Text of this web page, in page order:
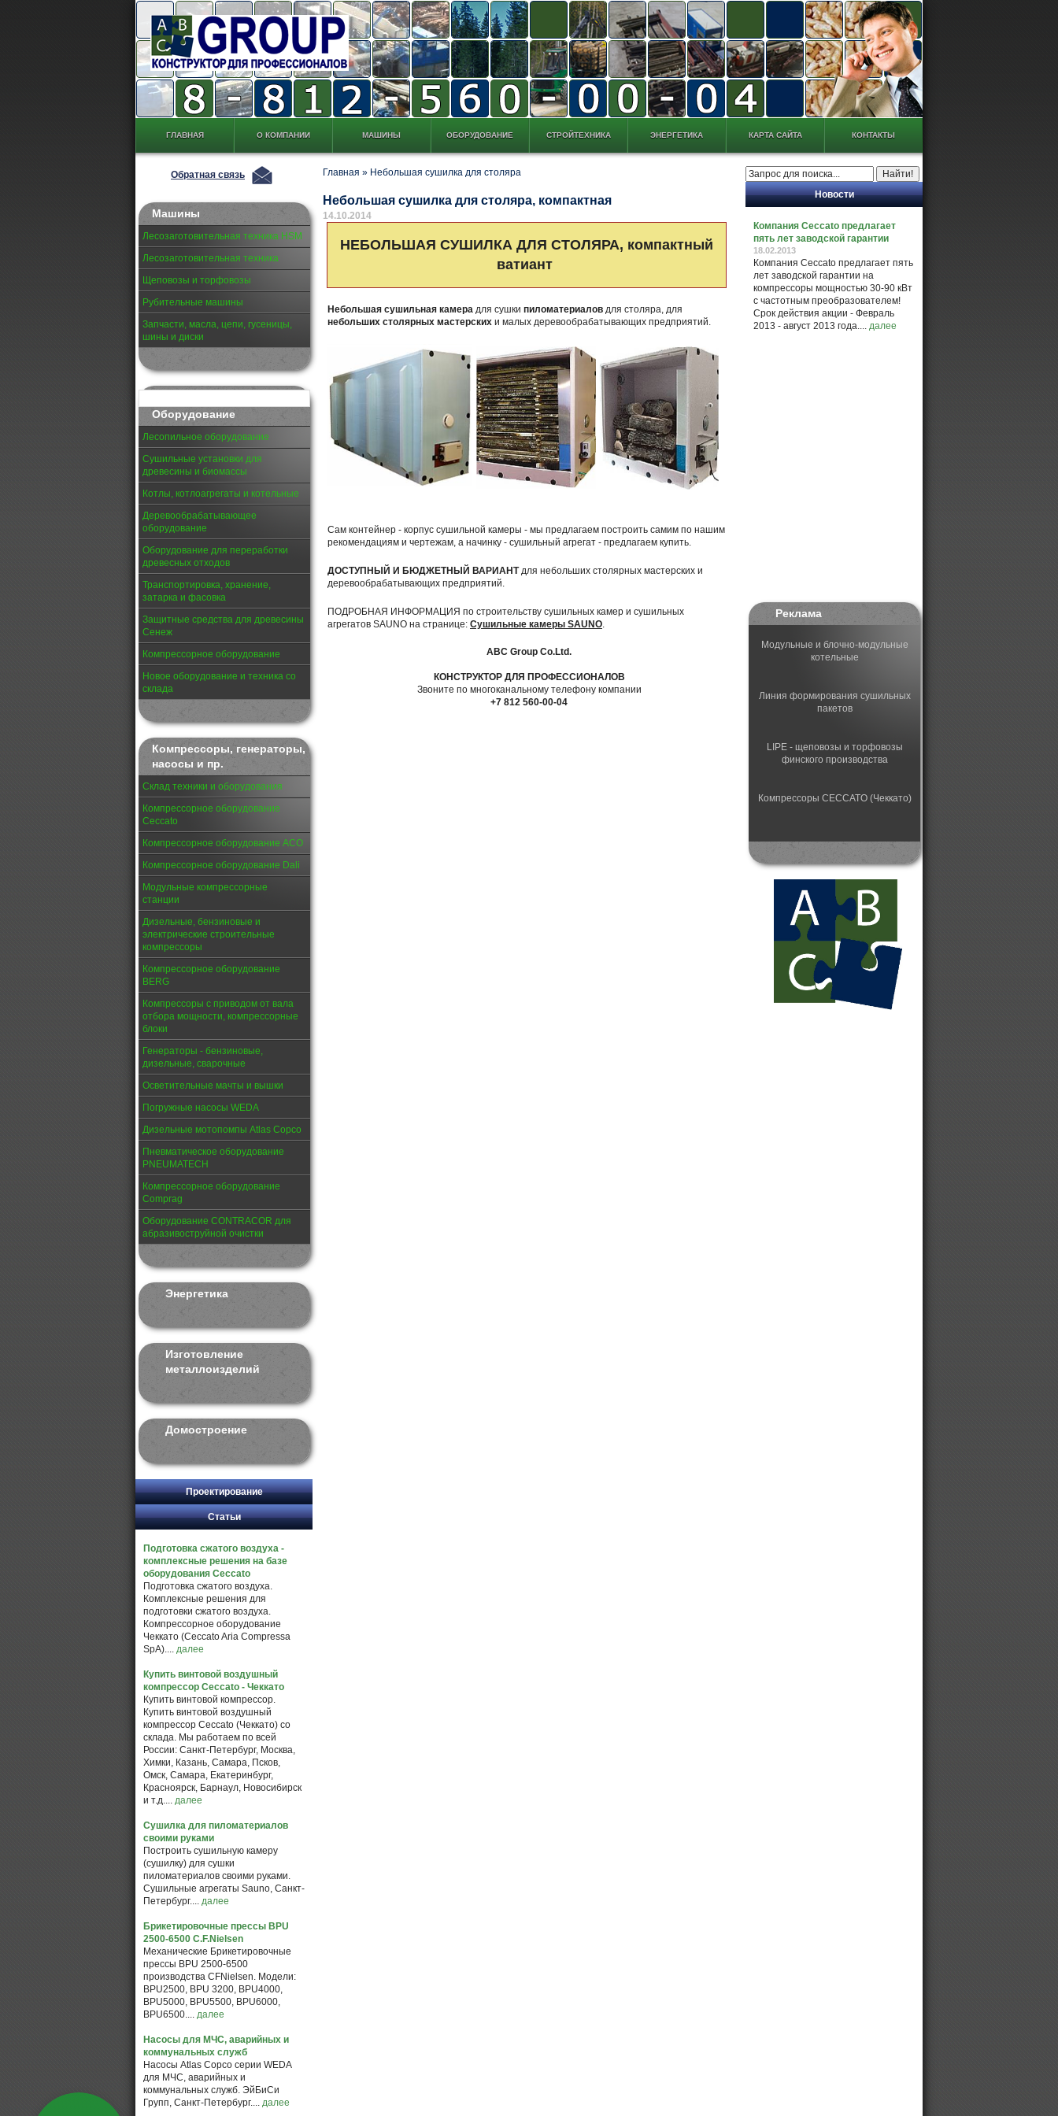
ГЛАВНАЯ О КОМПАНИИ МАШИНЫ ОБОРУДОВАНИЕ СТРОЙТЕХНИКА ЭНЕРГЕТИКА КАРТА САЙТА КОНТАКТЫ
Обратная связь
Машины
Лесозаготовительная техника HSM
Лесозаготовительная техника
Щеповозы и торфовозы
Рубительные машины
Запчасти, масла, цепи, гусеницы,
шины и диски
Оборудование
Лесопильное оборудование
Сушильные установки для
древесины и биомассы
Котлы, котлоагрегаты и котельные
Деревообрабатывающее
оборудование
Оборудование для переработки
древесных отходов
Транспортировка, хранение,
затарка и фасовка
Защитные средства для древесины
Сенеж
Компрессорное оборудование
Новое оборудование и техника со
склада
Компрессоры, генераторы,
насосы и пр.
Склад техники и оборудования
Компрессорное оборудование
Ceccato
Компрессорное оборудование АСО
Компрессорное оборудование Dali
Модульные компрессорные
станции
Дизельные, бензиновые и
электрические строительные
компрессоры
Компрессорное оборудование
BERG
Компрессоры с приводом от вала
отбора мощности, компрессорные
блоки
Генераторы - бензиновые,
дизельные, сварочные
Осветительные мачты и вышки
Погружные насосы WEDA
Дизельные мотопомпы Atlas Copco
Пневматическое оборудование
PNEUMATECH
Компрессорное оборудование
Comprag
Оборудование CONTRACOR для
абразивоструйной очистки
Энергетика
Изготовление
металлоизделий
Домостроение
Проектирование
Статьи
Подготовка сжатого воздуха -
комплексные решения на базе
оборудования Ceccato
Подготовка сжатого воздуха.
Комплексные решения для
подготовки сжатого воздуха.
Компрессорное оборудование
Чеккато (Ceccato Aria Compressa
SpA).... далее
Купить винтовой воздушный
компрессор Ceccato - Чеккато
Купить винтовой компрессор.
Купить винтовой воздушный
компрессор Ceccato (Чеккато) со
склада. Мы работаем по всей
России: Санкт-Петербург, Москва,
Химки, Казань, Самара, Псков,
Омск, Самара, Екатеринбург,
Красноярск, Барнаул, Новосибирск
и т.д.... далее
Сушилка для пиломатериалов
своими руками
Построить сушильную камеру
(сушилку) для сушки
пиломатериалов своими руками.
Сушильные агрегаты Sauno, Санкт-
Петербург.... далее
Брикетировочные прессы BPU
2500-6500 C.F.Nielsen
Механические Брикетировочные
прессы BPU 2500-6500
производства CFNielsen. Модели:
BPU2500, BPU 3200, BPU4000,
BPU5000, BPU5500, BPU6000,
BPU6500.... далее
Насосы для МЧС, аварийных и
коммунальных служб
Насосы Atlas Copco серии WEDA
для МЧС, аварийных и
коммунальных служб. ЭйБиСи
Групп, Санкт-Петербург.... далее
Главная » Небольшая сушилка для столяра
Небольшая сушилка для столяра, компактная
14.10.2014
НЕБОЛЬШАЯ СУШИЛКА ДЛЯ СТОЛЯРА, компактный
ватиант
Небольшая сушильная камера для сушки пиломатериалов для столяра, для
небольших столярных мастерских и малых деревообрабатывающих предприятий.
Сам контейнер - корпус сушильной камеры - мы предлагаем построить самим по нашим
рекомендациям и чертежам, а начинку - сушильный агрегат - предлагаем купить.
ДОСТУПНЫЙ И БЮДЖЕТНЫЙ ВАРИАНТдля небольших столярных мастерских и
деревообрабатывающих предприятий.
ПОДРОБНАЯ ИНФОРМАЦИЯ по строительству сушильных камер и сушильных
агрегатов SAUNO на странице: Сушильные камеры SAUNO.
ABC Group Co.Ltd.
КОНСТРУКТОР ДЛЯ ПРОФЕССИОНАЛОВ
Звоните по многоканальному телефону компании
+7 812 560-00-04
Новости
Компания Ceccato предлагает
пять лет заводской гарантии
18.02.2013
Компания Ceccato предлагает пять
лет заводской гарантии на
компрессоры мощностью 30-90 кВт
с частотным преобразователем!
Срок действия акции - Февраль
2013 - август 2013 года.... далее
Реклама
Модульные и блочно-модульные
котельные
Линия формирования сушильных
пакетов
LIPE - щеповозы и торфовозы
финского производства
Компрессоры CECCATO (Чеккато)
заточки пильных цепей
Лесная техника HSM
Конвейерные ленточные
сушильные установки
Колесные цепи